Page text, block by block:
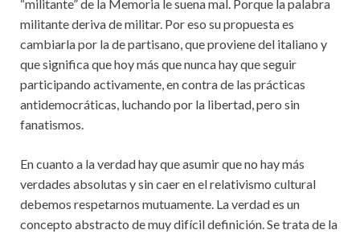
“militante” de la Memoria le suena mal. Porque la palabra
militante deriva de militar. Por eso su propuesta es
cambiarla por la de partisano, que proviene del italiano y
que significa que hoy más que nunca hay que seguir
participando activamente, en contra de las prácticas
antidemocráticas, luchando por la libertad, pero sin
fanatismos.
En cuanto a la verdad hay que asumir que no hay más
verdades absolutas y sin caer en el relativismo cultural
debemos respetarnos mutuamente. La verdad es un
concepto abstracto de muy difícil definición. Se trata de la